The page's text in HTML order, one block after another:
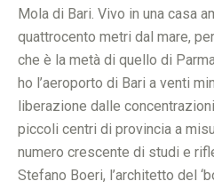
Mola di Bari. Vivo in una casa
quattrocento metri dal mare,
che è la metà di quello di
ho l’aeroporto di Bari a venti
liberazione dalle
piccoli centri di provincia a
numero crescente di studi e
Stefano Boeri, l’architetto del